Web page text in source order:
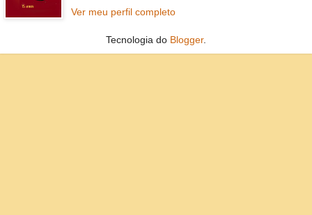
Ver meu perfil completo
Tecnologia do Blogger.